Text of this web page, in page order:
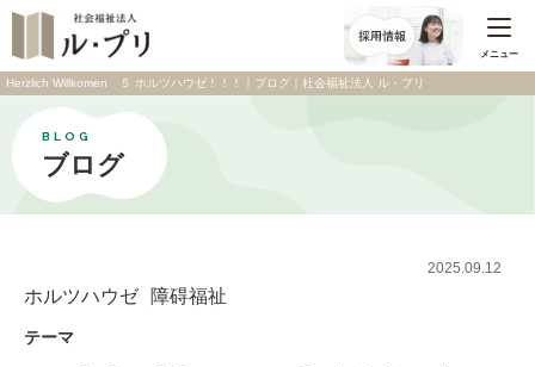
メニュー
Herzlich Willkomen ５ ホルツハウゼ！！！｜ブログ｜社会福祉法人 ル・プリ
BLOG
ブログ
2025.09.12
ホルツハウゼ 障碍福祉
テーマ